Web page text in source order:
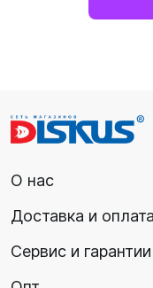
О нас
Доставка и оплата
Сервис и гарантии